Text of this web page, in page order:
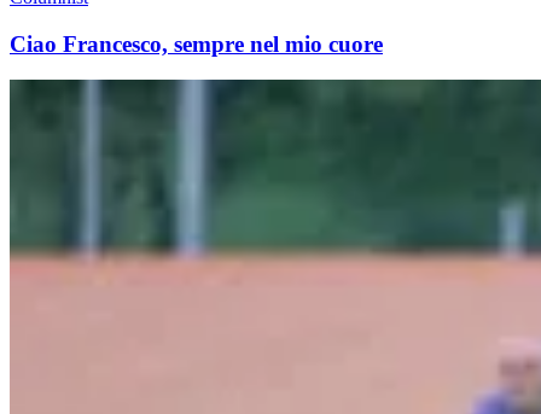
Ciao Francesco, sempre nel mio cuore